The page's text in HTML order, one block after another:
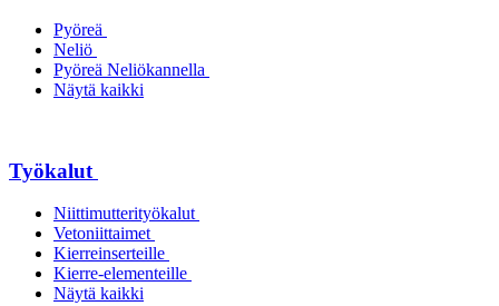
Pyöreä
Neliö
Pyöreä Neliökannella
Näytä kaikki
Työkalut
Niittimutterityökalut
Vetoniittaimet
Kierreinserteille
Kierre-elementeille
Näytä kaikki